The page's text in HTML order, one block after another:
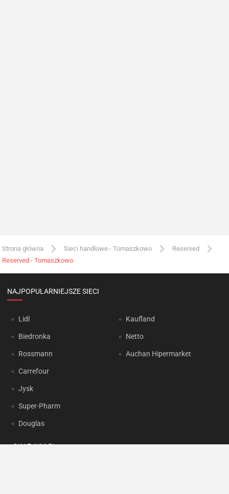
Strona główna Sieci handlowe - Tomaszkowo
Reserved
Reserved - Tomaszkowo
NAJPOPULARNIEJSZE SIECI
Lidl
Biedronka
Rossmann
Carrefour
Jysk
Super-Pharm
Douglas
Kaufland
Netto
Auchan Hipermarket
OKAZJUM.PL